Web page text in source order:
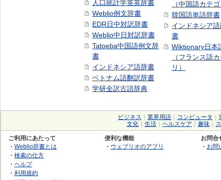
人口統計学英英辞書
Weblio例文辞書
EDR日中対訳辞書
Weblio中日対訳辞書
Tatoeba中国語例文辞
書
インドネシア語辞書
ベトナム語翻訳辞書
学研全訳古語辞典
（中国語カテ
韓国語単語辞書
インドネシア
書
Wiktionary日本
（フランス語
リ）
ビジネス 業界用語 コンピュータ
文化
生活 ヘルスケア 趣味
ご利用にあたって
・ Weblio辞書とは
・ 検索の仕方
・ ヘルプ
・ 利用規約
便利な機能
・ ウェブリオのアプリ
お問合
・ お問